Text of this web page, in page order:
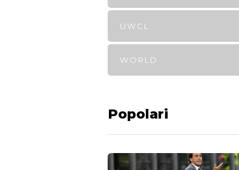
UWCL
WORLD
Popolari